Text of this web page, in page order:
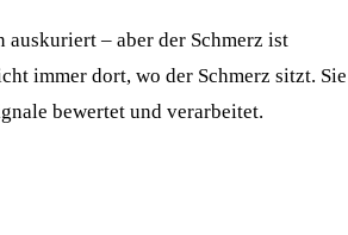
auskuriert – aber der Schmerz ist
immer dort, wo der Schmerz sitzt. Sie
bewertet und verarbeitet.